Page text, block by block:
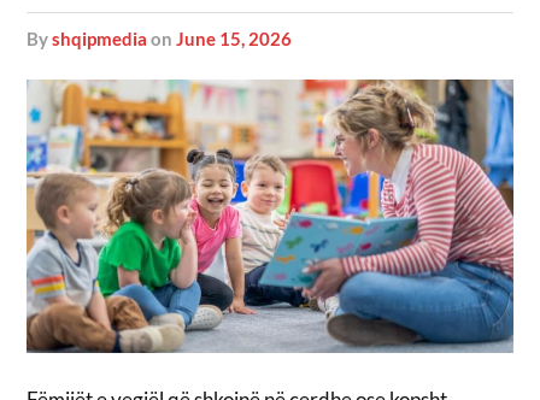
byshqipmedia onJune 15, 2026